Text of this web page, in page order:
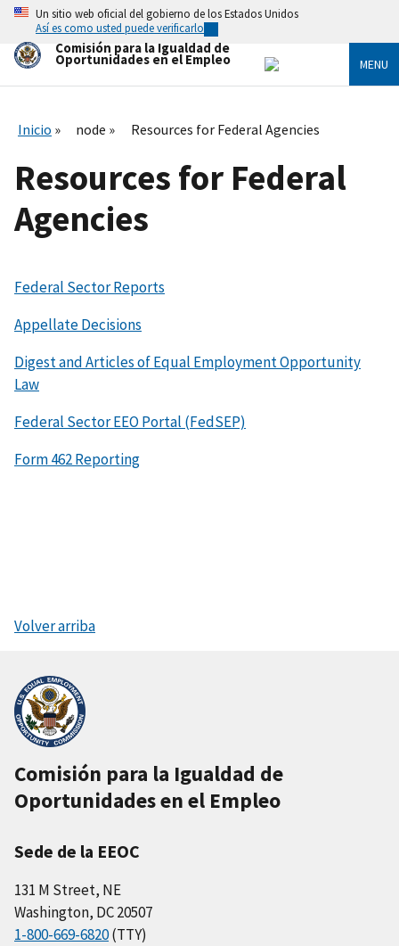
Skip
main
content
Un sitio web oficial del gobierno de los Estados Unidos
Así es como usted puede verificarlo
Comisión para la Igualdad de
Oportunidades en el Empleo MENU
Inicio node Resources for Federal Agencies
Resources for Federal
Agencies
Federal Sector Reports
Appellate Decisions
Digest and Articles of Equal Employment Opportunity
Law
Federal Sector EEO Portal (FedSEP)
Form 462 Reporting
Volver arriba
Comisión para la Igualdad de
Oportunidades en el Empleo
Sede de la EEOC
131 M Street, NE
Washington, DC 20507
1-800-669-6820(TTY)